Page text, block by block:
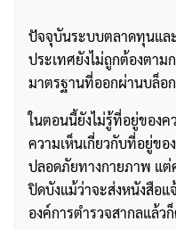
ปัจจุบันระบบตลาดทุนแล
ประเทศยังไม่ถูกต้องตา
มาตรฐานที่ออกผ่านบล็อ
ในตอนนี้ยังไม่รู้ที่อยู่ของค
ความเห็นเกี่ยวกับที่อยู่ขอ
ปลอดภัยทางกายภาพ แต่
ปิดบังแม้ว่าจะส่งหนังสือแ
องค์การตำรวจสากลแล้ว